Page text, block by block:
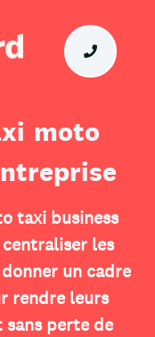
moto
taxi business
les
un cadre
rendre leurs
sans perte de